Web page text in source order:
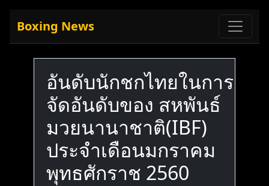
Boxing News
อันดับนักชกไทยในการ
จัดอันดับของ สหพันธ์
มวยนานาชาติ(IBF)
ประจำเดือนมกราคม
พุทธศักราช 2560